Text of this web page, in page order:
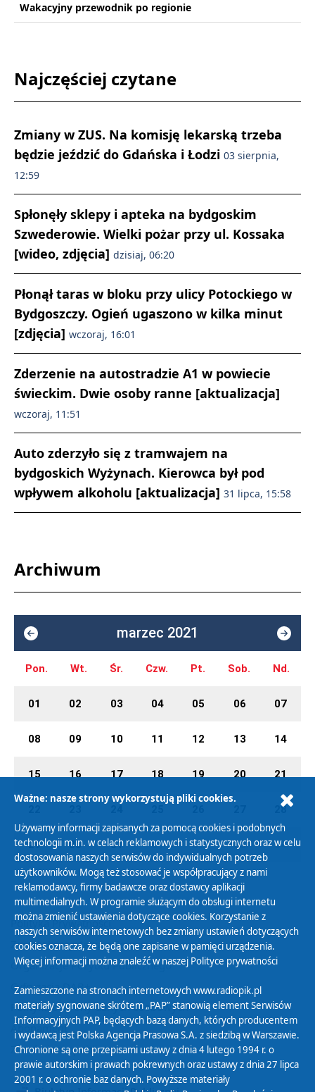
Wakacyjny przewodnik po regionie
Najczęściej czytane
Zmiany w ZUS. Na komisję lekarską trzeba
będzie jeździć do Gdańska i Łodzi 03 sierpnia,
12:59
Spłonęły sklepy i apteka na bydgoskim
Szwederowie. Wielki pożar przy ul. Kossaka
[wideo, zdjęcia] dzisiaj, 06:20
Płonął taras w bloku przy ulicy Potockiego w
Bydgoszczy. Ogień ugaszono w kilka minut
[zdjęcia] wczoraj, 16:01
Zderzenie na autostradzie A1 w powiecie
świeckim. Dwie osoby ranne [aktualizacja]
wczoraj, 11:51
Auto zderzyło się z tramwajem na
bydgoskich Wyżynach. Kierowca był pod
wpływem alkoholu [aktualizacja] 31 lipca, 15:58
Archiwum
marzec 2021
Pon. Wt. Śr. Czw. Pt. Sob. Nd.
01 02 03 04 05 06 07
08 09 10 11 12 13 14
15 16 17 18 19 20 21
28
29 30 31 01 02 03 04
Polityka Prywatności
Zasady korzystania z Serwisu
Organizacje Pożytku Publicznego
Cyfryzacja DAB+
Polityka ochrony danych osobowych
Abonament
Zamówienia publiczne
Ważne: nasze strony wykorzystują pliki cookies.
Używamy informacji zapisanych za pomocą cookies i podobnych
technologii m.in. w celach reklamowych i statystycznych oraz w celu
dostosowania naszych serwisów do indywidualnych potrzeb
użytkowników. Mogą też stosować je współpracujący z nami
reklamodawcy, firmy badawcze oraz dostawcy aplikacji
multimedialnych. W programie służącym do obsługi internetu
można zmienić ustawienia dotyczące cookies. Korzystanie z
naszych serwisów internetowych bez zmiany ustawień dotyczących
cookies oznacza, że będą one zapisane w pamięci urządzenia.
Więcej informacji można znaleźć w naszej Polityce prywatności
Zamieszczone na stronach internetowych www.radiopik.pl
materiały sygnowane skrótem „PAP” stanowią element Serwisów
Informacyjnych PAP, będących bazą danych, których producentem
i wydawcą jest Polska Agencja Prasowa S.A. z siedzibą w Warszawie.
Chronione są one przepisami ustawy z dnia 4 lutego 1994 r. o
prawie autorskim i prawach pokrewnych oraz ustawy z dnia 27 lipca
2001 r. o ochronie baz danych. Powyższe materiały